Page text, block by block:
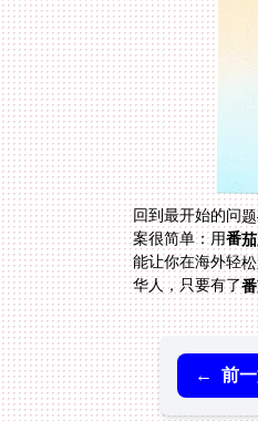
回到最开始的问
案很简单：用番
华人，只要有了
← 前